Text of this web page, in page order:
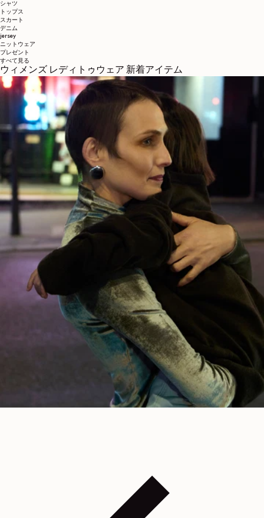
シャツ
トップス
スカート
デニム
jersey
ニットウェア
プレゼント
すべて見る
ウィメンズ レディトゥウェア 新着アイテム